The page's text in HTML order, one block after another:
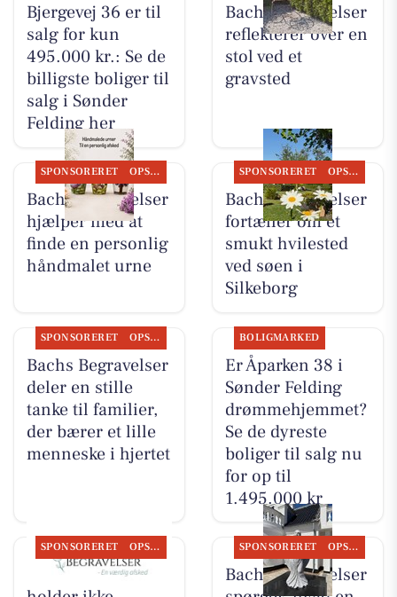
Bjergevej 36 er til
salg for kun
495.000 kr.: Se de
billigste boliger til
salg i Sønder
Felding her
Bachs Begravelser
reflekterer over en
stol ved et
gravsted
SPONSORERET OPSLAGSTAVLEN
Bachs Begravelser
hjælper med at
finde en personlig
håndmalet urne
SPONSORERET OPSLAGSTAVLEN
Bachs Begravelser
fortæller om et
smukt hvilested
ved søen i
Silkeborg
SPONSORERET OPSLAGSTAVLEN
Bachs Begravelser
deler en stille
tanke til familier,
der bærer et lille
menneske i hjertet
BOLIGMARKED
Er Åparken 38 i
Sønder Felding
drømmehjemmet?
Se de dyreste
boliger til salg nu
for op til
1.495.000 kr
SPONSORERET OPSLAGSTAVLEN
Bachs Begravelser
SPONSORERET OPSLAGSTAVLEN
Bachs Begravelser